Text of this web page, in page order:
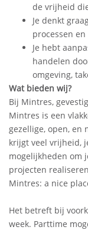
de vrijheid
Je denkt
processen
Je hebt
handelen
omgeving,
Wat bieden wij?
Bij Mintres,
Mintres is een
gezellige, open, en
krijgt veel vrijheid,
mogelijkheden om
projecten
Mintres: a nice
Het betreft bij
week. Parttime